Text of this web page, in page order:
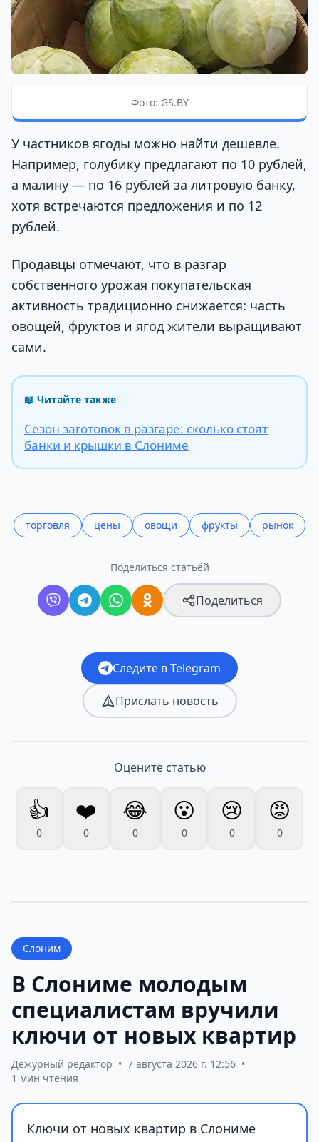
Фото: GS.BY
У частников ягоды можно найти дешевле.
Например, голубику предлагают по 10 рублей,
а малину — по 16 рублей за литровую банку,
хотя встречаются предложения и по 12
рублей.
Продавцы отмечают, что в разгар
собственного урожая покупательская
активность традиционно снижается: часть
овощей, фруктов и ягод жители выращивают
сами.
📖 Читайте также
Сезон заготовок в разгаре: сколько стоят
банки и крышки в Слониме
торговля цены овощи фрукты рынок
Поделиться статьёй
Поделиться
Следите в Telegram
Прислать новость
Оцените статью
👍
0
❤️
0
😂
0
😮
0
😢
0
😡
0
Слоним
В Слониме молодым
специалистам вручили
ключи от новых квартир
Дежурный редактор • 7 августа 2026 г. 12:56 •
1 мин чтения
Ключи от новых квартир в Слониме